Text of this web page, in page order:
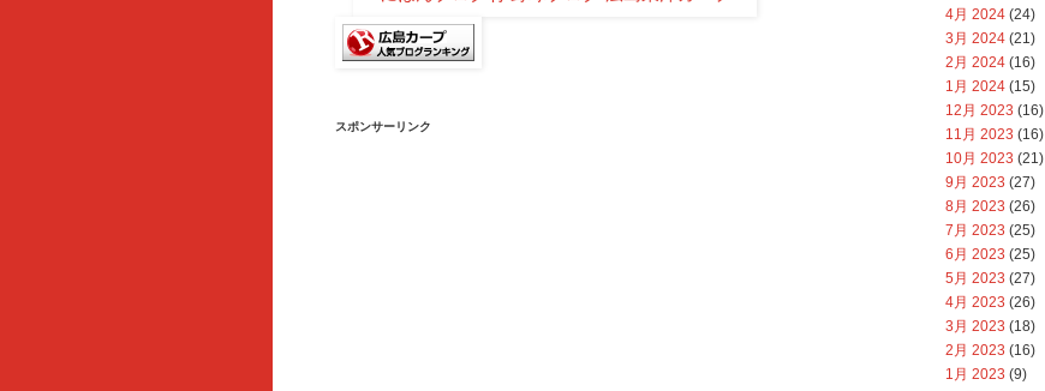
スポンサーリンク
4月 2024 (24)
3月 2024 (21)
2月 2024 (16)
1月 2024 (15)
12月 2023 (16)
11月 2023 (16)
10月 2023 (21)
9月 2023 (27)
8月 2023 (26)
7月 2023 (25)
6月 2023 (25)
5月 2023 (27)
4月 2023 (26)
3月 2023 (18)
2月 2023 (16)
1月 2023 (9)